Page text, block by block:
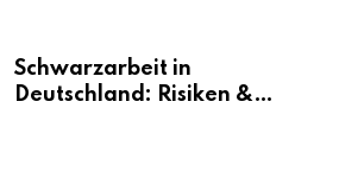
Schwarzarbeit in
Deutschland: Risiken &